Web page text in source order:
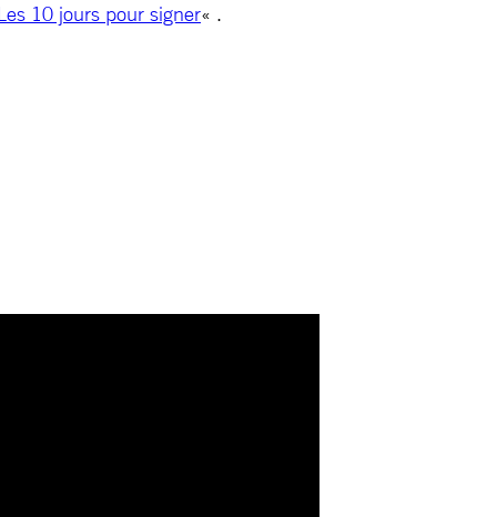
10 jours pour signer« .